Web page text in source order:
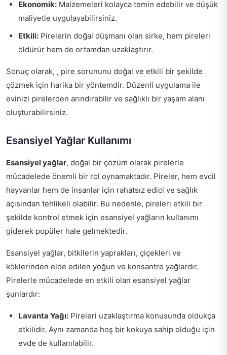
Ekonomik: Malzemeleri kolayca temin edebilir ve düşük
maliyetle uygulayabilirsiniz.
Etkili: Pirelerin doğal düşmanı olan sirke, hem pireleri
öldürür hem de ortamdan uzaklaştırır.
Sonuç olarak, , pire sorununu doğal ve etkili bir şekilde
çözmek için harika bir yöntemdir. Düzenli uygulama ile
evinizi pirelerden arındırabilir ve sağlıklı bir yaşam alanı
oluşturabilirsiniz.
Esansiyel Yağlar Kullanımı
Esansiyel yağlar, doğal bir çözüm olarak pirelerle
mücadelede önemli bir rol oynamaktadır. Pireler, hem evcil
hayvanlar hem de insanlar için rahatsız edici ve sağlık
açısından tehlikeli olabilir. Bu nedenle, pireleri etkili bir
şekilde kontrol etmek için esansiyel yağların kullanımı
giderek popüler hale gelmektedir.
Esansiyel yağlar, bitkilerin yaprakları, çiçekleri ve
köklerinden elde edilen yoğun ve konsantre yağlardır.
Pirelerle mücadelede en etkili olan esansiyel yağlar
şunlardır:
Lavanta Yağı: Pireleri uzaklaştırma konusunda oldukça
etkilidir. Aynı zamanda hoş bir kokuya sahip olduğu için
evde de kullanılabilir.